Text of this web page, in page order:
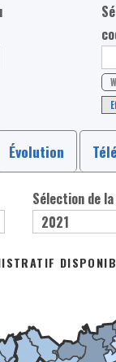
Évolution
Sélection de